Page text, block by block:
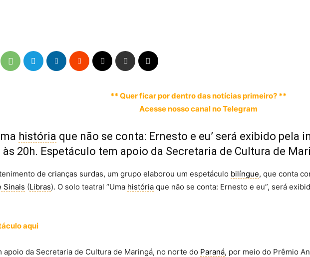
** Quer ficar por dentro das notícias primeiro? **
Acesse nosso canal no Telegram
história que não se conta: Ernesto e eu’ será exibido pela
às 20h. Espetáculo tem apoio da Secretaria de Cultura de
de crianças surdas, um grupo elaborou um espetáculo bilíngue, que conta
Sinais (Libras). O solo teatral “Uma história que não se conta: Ernesto e eu”, será
aqui
apoio da Secretaria de Cultura de Maringá, no norte do Paraná, por meio do Prêmio